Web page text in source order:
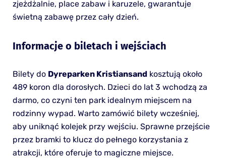
zjeżdżalnie, place zabaw i karuzele, gwarantuje
świetną zabawę przez cały dzień.
Informacje o biletach i wejściach
Bilety do Dyreparken Kristiansandkosztują około
489 koron dla dorosłych. Dzieci do lat 3 wchodzą za
darmo, co czyni ten park idealnym miejscem na
rodzinny wypad. Warto zamówić bilety wcześniej,
aby uniknąć kolejek przy wejściu. Sprawne przejście
przez bramki to klucz do pełnego korzystania z
atrakcji, które oferuje to magiczne miejsce.